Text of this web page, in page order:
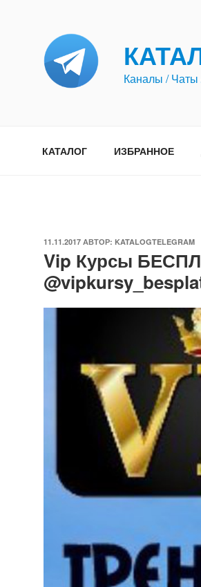
Каналы /
КАТАЛОГ ИЗБРАННОЕ
ОПУБЛИКОВАНО
11.11.2017 АВТОР: KATALOGTELEGRAM
Vip Курсы